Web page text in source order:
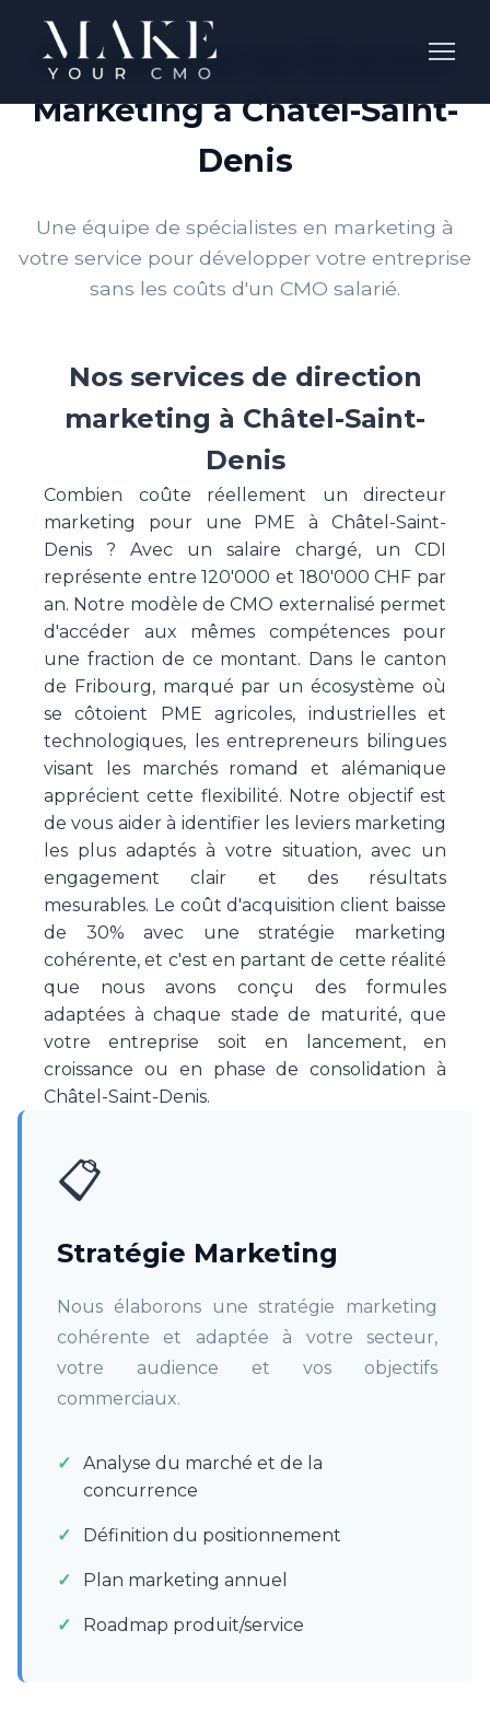
Nos Services de Direction
Marketing à Châtel-Saint-
Denis
Une équipe de spécialistes en marketing à
votre service pour développer votre entreprise
sans les coûts d'un CMO salarié.
Nos services de direction
marketing à Châtel-Saint-
Denis
Combien coûte réellement un directeur
marketing pour une PME à Châtel-Saint-
Denis ? Avec un salaire chargé, un CDI
représente entre 120'000 et 180'000 CHF par
an. Notre modèle de CMO externalisé permet
d'accéder aux mêmes compétences pour
une fraction de ce montant. Dans le canton
de Fribourg, marqué par un écosystème où
se côtoient PME agricoles, industrielles et
technologiques, les entrepreneurs bilingues
visant les marchés romand et alémanique
apprécient cette flexibilité. Notre objectif est
de vous aider à identifier les leviers marketing
les plus adaptés à votre situation, avec un
engagement clair et des résultats
mesurables. Le coût d'acquisition client baisse
de 30% avec une stratégie marketing
cohérente, et c'est en partant de cette réalité
que nous avons conçu des formules
adaptées à chaque stade de maturité, que
votre entreprise soit en lancement, en
croissance ou en phase de consolidation à
Châtel-Saint-Denis.
📋
Stratégie Marketing
Nous élaborons une stratégie marketing
cohérente et adaptée à votre secteur,
votre audience et vos objectifs
commerciaux.
Analyse du marché et de la
concurrence
Définition du positionnement
Plan marketing annuel
Roadmap produit/service